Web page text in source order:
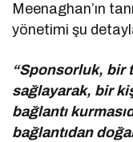
Meenaghan’ın
yönetimi şu
“Sponsorluk, bir
sağlayarak, bir
bağlantı
bağlantıdan